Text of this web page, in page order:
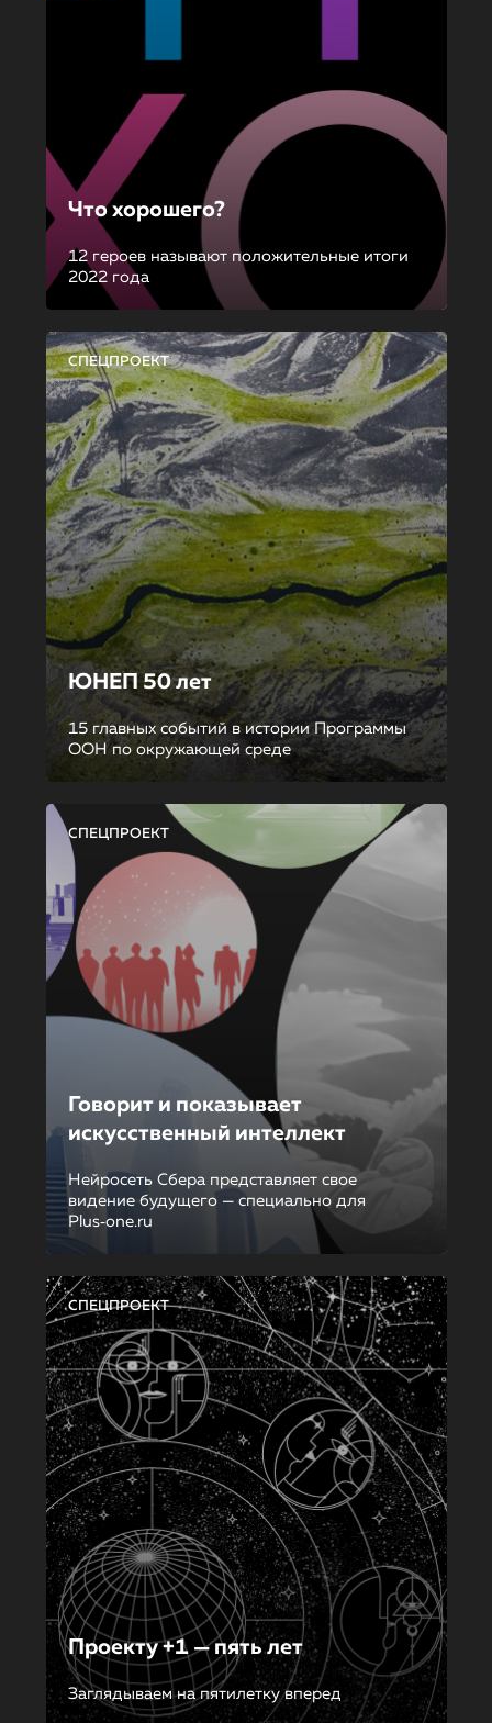
Что хорошего?
12 героев называют положительные итоги
2022 года
СПЕЦПРОЕКТ
ЮНЕП 50 лет
15 главных событий в истории Программы
ООН по окружающей среде
СПЕЦПРОЕКТ
Говорит и показывает
искусственный интеллект
Нейросеть Сбера представляет свое
видение будущего — специально для
Plus‑one.ru
СПЕЦПРОЕКТ
Проекту +1 — пять лет
Заглядываем на пятилетку вперед